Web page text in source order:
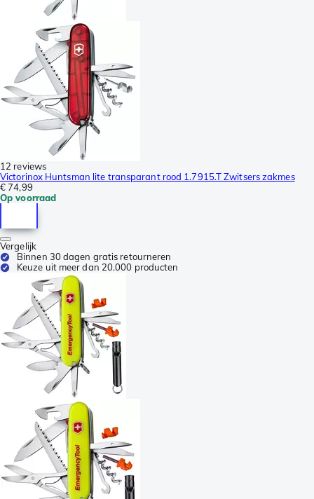
12 reviews
Victorinox Huntsman lite transparant rood 1.7915.T Zwitsers zakmes
€ 74,99
Op voorraad
Vergelijk
Binnen 30 dagen gratis retourneren
Keuze uit meer dan 20.000 producten